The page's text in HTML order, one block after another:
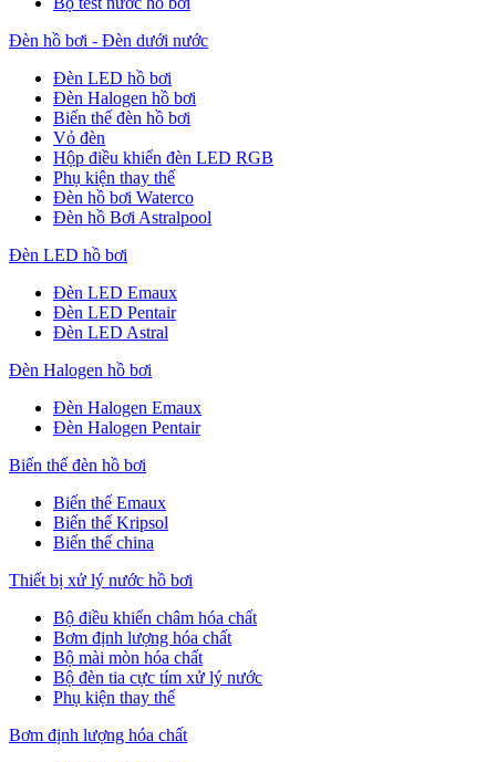
Đèn hồ bơi - Đèn dưới nước
Đèn LED hồ bơi
Đèn Halogen hồ bơi
Biến thế đèn hồ bơi
Vỏ đèn
Hộp điều khiển đèn LED RGB
Phụ kiện thay thế
Đèn hồ bơi Waterco
Đèn hồ Bơi Astralpool
Đèn LED hồ bơi
Đèn LED Emaux
Đèn LED Pentair
Đèn LED Astral
Đèn Halogen hồ bơi
Đèn Halogen Emaux
Đèn Halogen Pentair
Biến thế đèn hồ bơi
Biến thế Emaux
Biến thế Kripsol
Biến thế china
Thiết bị xử lý nước hồ bơi
Bộ điều khiển châm hóa chất
Bơm định lượng hóa chất
Bộ mài mòn hóa chất
Bộ đèn tia cực tím xử lý nước
Phụ kiện thay thế
Bơm định lượng hóa chất